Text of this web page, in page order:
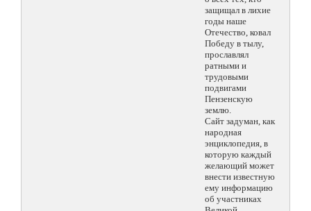
защищал в лихие
годы наше
Отечество, ковал
Победу в тылу,
прославлял
ратными и
трудовыми
подвигами
Пензенскую
землю.
Сайт задуман, как
народная
энциклопедия, в
которую каждый
желающий может
внести известную
ему информацию
об участниках